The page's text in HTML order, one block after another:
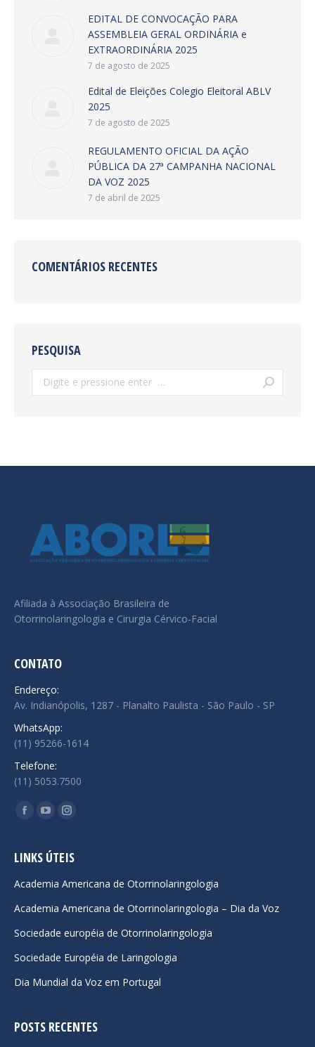
EDITAL DE CONVOCAÇÃO PARA
ASSEMBLEIA GERAL ORDINÁRIA e
EXTRAORDINÁRIA 2025
7 de agosto de 2025
Edital de Eleições Colegio Eleitoral ABLV
2025
7 de agosto de 2025
REGULAMENTO OFICIAL DA AÇÃO
PÚBLICA DA 27ª CAMPANHA NACIONAL
DA VOZ 2025
7 de abril de 2025
COMENTÁRIOS RECENTES
PESQUISA
Search:
Afiliada à Associação Brasileira de
Otorrinolaringologia e Cirurgia Cérvico-Facial
CONTATO
Endereço:
Av. Indianópolis, 1287 - Planalto Paulista - São Paulo - SP
WhatsApp:
(11) 95266-1614
Telefone:
(11) 5053.7500
Encontre-nos em:
Facebook
opens
new
window
YouTube
opens
new
window
Instagram
opens
new
window
LINKS ÚTEIS
Academia Americana de Otorrinolaringologia
Academia Americana de Otorrinolaringologia – Dia da Voz
Sociedade européia de Otorrinolaringologia
Sociedade Européia de Laringologia
Dia Mundial da Voz em Portugal
POSTS RECENTES